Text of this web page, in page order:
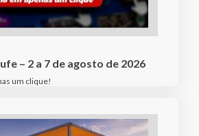
– 2 a 7 de agosto de 2026
um clique!